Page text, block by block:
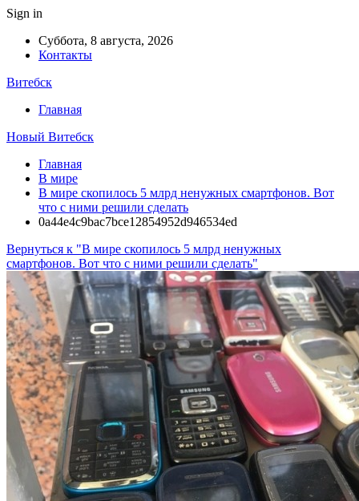
Sign in
Суббота, 8 августа, 2026
Контакты
Витебск
Главная
Новый Витебск
Главная
В мире
В мире скопилось 5 млрд ненужных смартфонов. Вот
что с ними решили сделать
0a44e4c9bac7bce12854952d946534ed
Вернуться к "В мире скопилось 5 млрд ненужных
смартфонов. Вот что с ними решили сделать"